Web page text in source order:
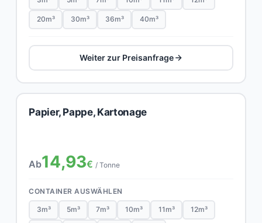
20m³ 30m³ 36m³ 40m³
Weiter zur Preisanfrage
Papier, Pappe, Kartonage
Ab14,93€ / Tonne
CONTAINER AUSWÄHLEN
3m³ 5m³ 7m³ 10m³ 11m³ 12m³